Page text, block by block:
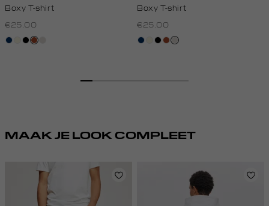
Boxy T-shirt
€25.00
donkerblauw
wit,zwart
bruin
Boxy T-shirt
€25.00
donkerblauw
wit,zwart
bruin
kit
MAAK JE LOOK COMPLEET